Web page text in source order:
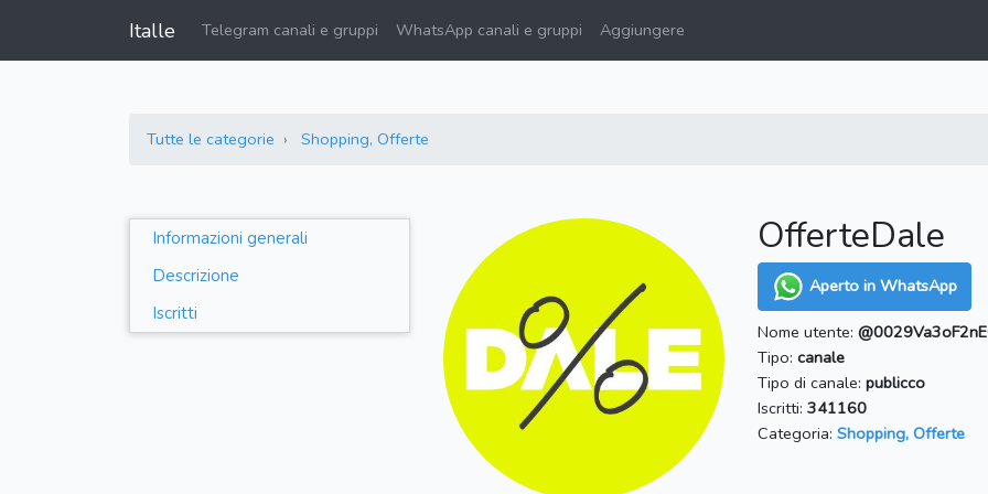
Italle Telegram canali e gruppi WhatsApp canali e gruppi Aggiungere
Tutte le categorie Shopping, Offerte
Informazioni generali
Descrizione
Iscritti
OfferteDale
Aperto in WhatsApp
Nome utente:
Tipo: canale
Tipo di canale: publicco
Iscritti: 341160
Categoria: Shopping, Offerte